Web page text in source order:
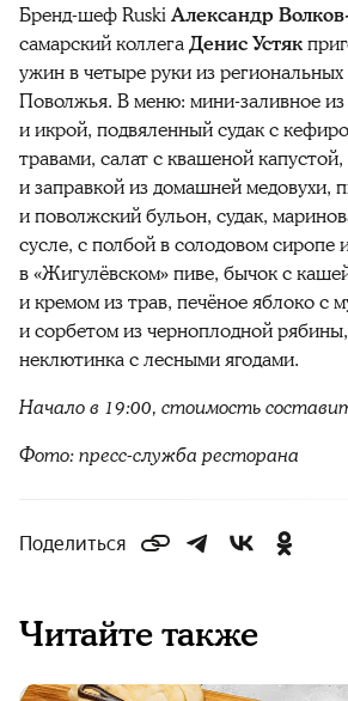
Бренд-шеф RuskiАлександр
самарский коллегаДенис Устяк
ужин в четыре руки из
Поволжья. В меню: мини-заливное
и икрой, подвяленный судак с
травами, салат с квашеной
и заправкой из домашней медовухи,
и поволжский бульон, судак,
сусле, с полбой в солодовом сиропе
в «Жигулёвском» пиве, бычок с
и кремом из трав, печёное яблоко с
и сорбетом из черноплодной
неклютинка с лесными ягодами.
Начало в 19:00, стоимость
Фото: пресс-служба ресторана
Поделиться
Читайте также